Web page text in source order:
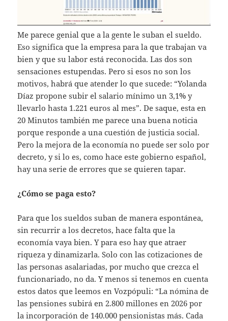
Me parece genial que a la gente le suban el sueldo.
Eso significa que la empresa para la que trabajan va
bien y que su labor está reconocida. Las dos son
sensaciones estupendas. Pero si esos no son los
motivos, habrá que atender lo que sucede: “Yolanda
Díaz propone subir el salario mínimo un 3,1% y
llevarlo hasta 1.221 euros al mes”. De saque, esta en
20 Minutos también me parece una buena noticia
porque responde a una cuestión de justicia social.
Pero la mejora de la economía no puede ser solo por
decreto, y si lo es, como hace este gobierno español,
hay una serie de errores que se quieren tapar.
¿Cómo se paga esto?
Para que los sueldos suban de manera espontánea,
sin recurrir a los decretos, hace falta que la
economía vaya bien. Y para eso hay que atraer
riqueza y dinamizarla. Solo con las cotizaciones de
las personas asalariadas, por mucho que crezca el
funcionariado, no da. Y menos si tenemos en cuenta
estos datos que leemos en Vozpópuli: “La nómina de
las pensiones subirá en 2.800 millones en 2026 por
la incorporación de 140.000 pensionistas más. Cada